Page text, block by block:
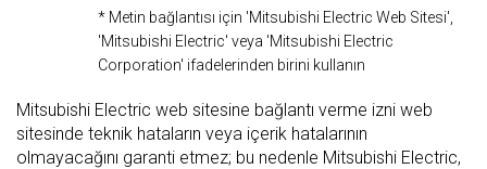
* Metin bağlantısı için 'Mitsubishi Electric Web Sitesi',
'Mitsubishi Electric' veya 'Mitsubishi Electric
Corporation' ifadelerinden birini kullanın
Mitsubishi Electric web sitesine bağlantı verme izni web
sitesinde teknik hataların veya içerik hatalarının
olmayacağını garanti etmez; bu nedenle Mitsubishi Electric,